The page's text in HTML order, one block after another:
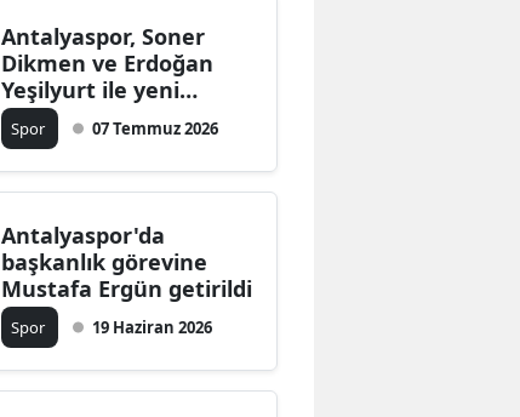
Antalyaspor, Soner
Dikmen ve Erdoğan
Yeşilyurt ile yeni
sözleşme imzaladı
Spor 07 Temmuz 2026
Antalyaspor'da
başkanlık görevine
Mustafa Ergün getirildi
Spor 19 Haziran 2026